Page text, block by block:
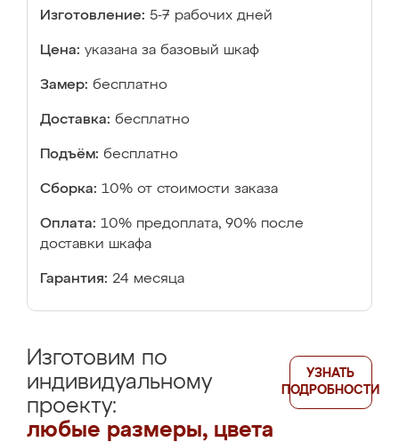
Изготовление: 5-7 рабочих дней
Цена: указана за базовый шкаф
Замер: бесплатно
Доставка: бесплатно
Подъём: бесплатно
Сборка: 10% от стоимости заказа
Оплата: 10% предоплата, 90% после
доставки шкафа
Гарантия: 24 месяца
Изготовим по
индивидуальному
проекту:
любые размеры, цвета
УЗНАТЬ
ПОДРОБНОСТИ